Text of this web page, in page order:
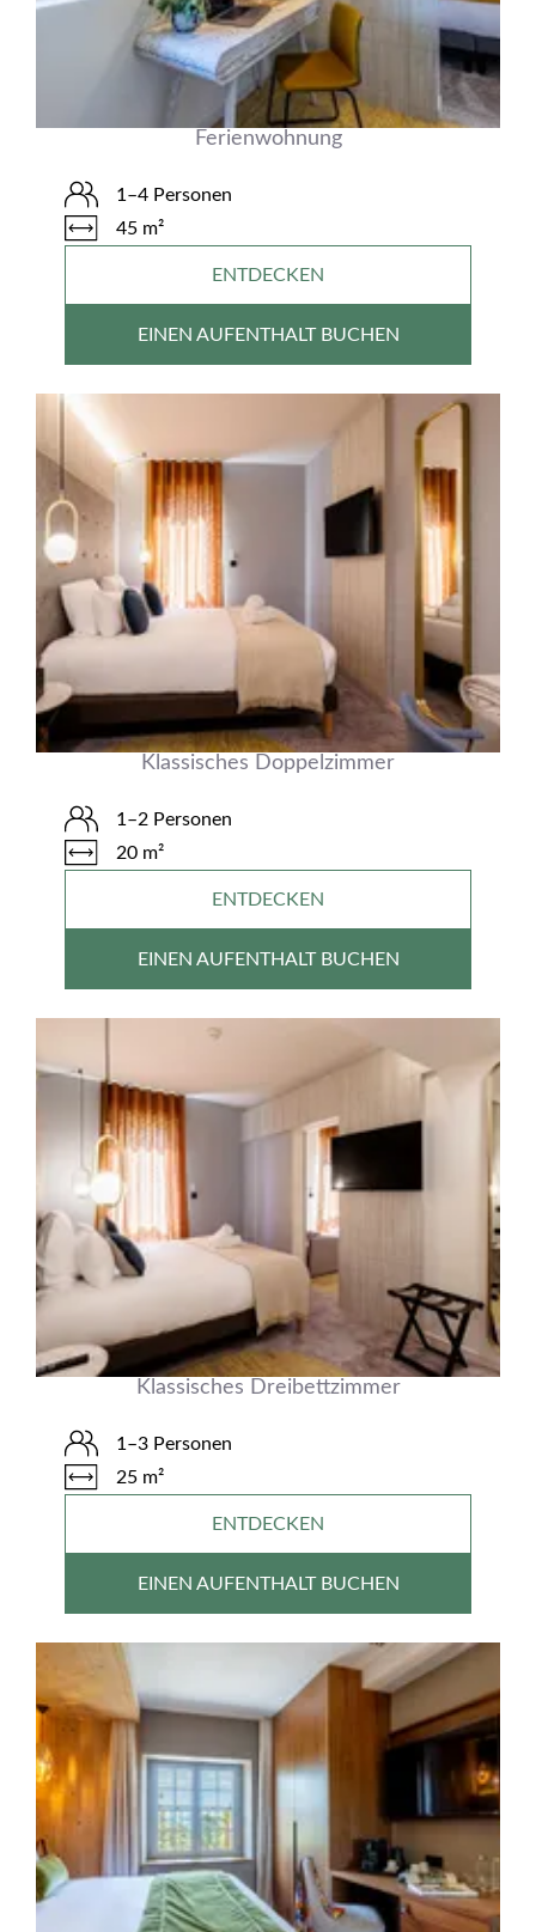
Ferienwohnung
1–4 Personen
45 m²
ENTDECKEN
EINEN AUFENTHALT BUCHEN
Klassisches Doppelzimmer
1–2 Personen
20 m²
ENTDECKEN
EINEN AUFENTHALT BUCHEN
Klassisches Dreibettzimmer
1–3 Personen
25 m²
ENTDECKEN
EINEN AUFENTHALT BUCHEN